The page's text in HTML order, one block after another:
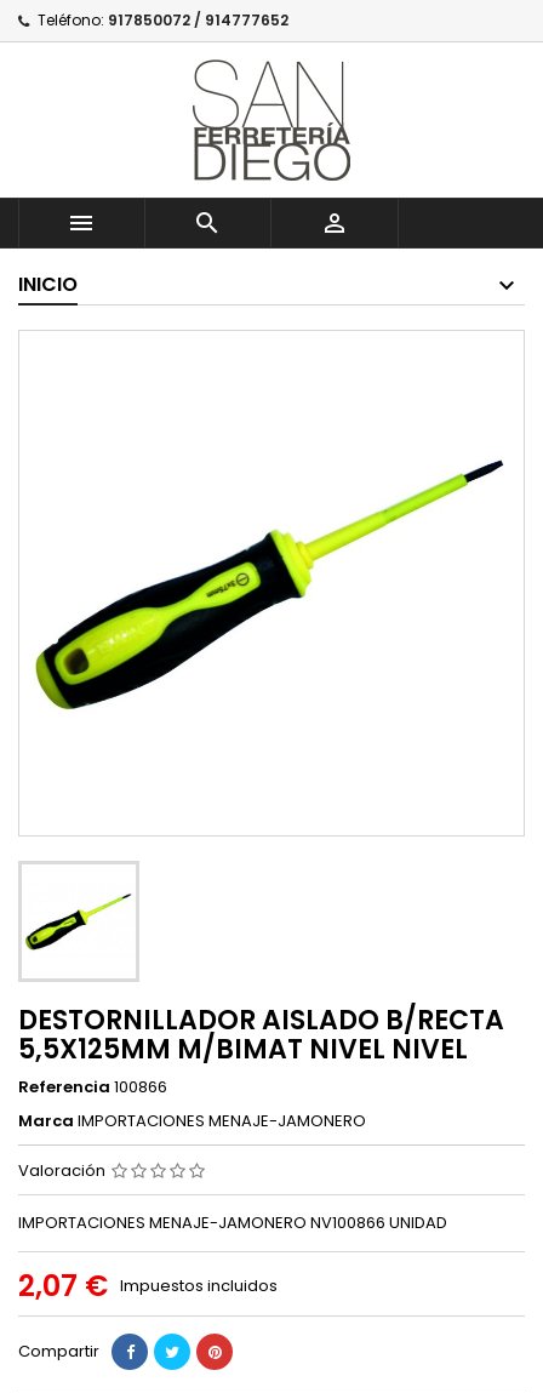
Teléfono: 917850072 / 914777652
  
INICIO
DESTORNILLADOR AISLADO B/RECTA
5,5X125MM M/BIMAT NIVEL NIVEL
Referencia 100866
Marca IMPORTACIONES MENAJE-JAMONERO
Valoración
IMPORTACIONES MENAJE-JAMONERO NV100866 UNIDAD
2,07 € Impuestos incluidos
Compartir